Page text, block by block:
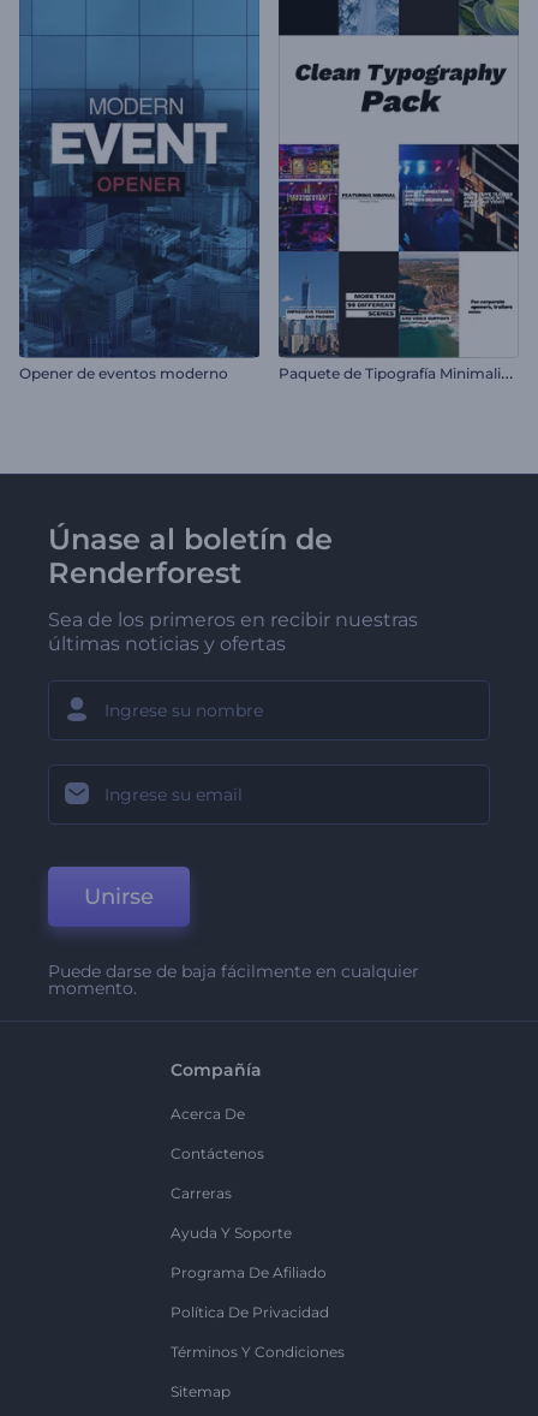
Opener de eventos moderno P
aquete de Tipografía Minimalista
Únase al boletín de
Renderforest
Sea de los primeros en recibir nuestras
últimas noticias y ofertas
Unirse
Puede darse de baja fácilmente en cualquier
momento.
Compañía
Acerca De
Contáctenos
Carreras
Ayuda Y Soporte
Programa De Afiliado
Política De Privacidad
Términos Y Condiciones
Sitemap